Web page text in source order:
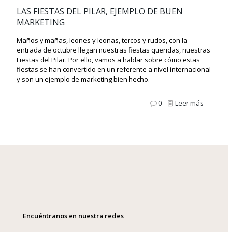
LAS FIESTAS DEL PILAR, EJEMPLO DE BUEN
MARKETING
Maños y mañas, leones y leonas, tercos y rudos, con la
entrada de octubre llegan nuestras fiestas queridas, nuestras
Fiestas del Pilar. Por ello, vamos a hablar sobre cómo estas
fiestas se han convertido en un referente a nivel internacional
y son un ejemplo de marketing bien hecho.
0 Leer más
Encuéntranos en nuestra redes